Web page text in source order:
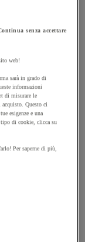
senza accettare
web!
sarà in grado di
informazioni
di misurare le
acquisto. Questo ci
esigenze e una
di cookie, clicca su
Per saperne di più,